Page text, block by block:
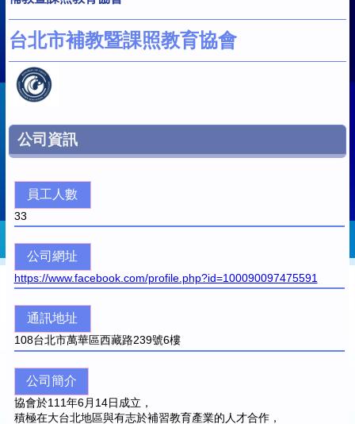
台北市補教暨課照教育協會
公司資訊
員工人數
33
公司網址
https://www.facebook.com/profile.php?id=100090097475591
通訊地址
108台北市萬華區西藏路239號6樓
公司簡介
協會於111年6月14日成立，
積極在大台北地區與有志於補習教育產業的人才合作，